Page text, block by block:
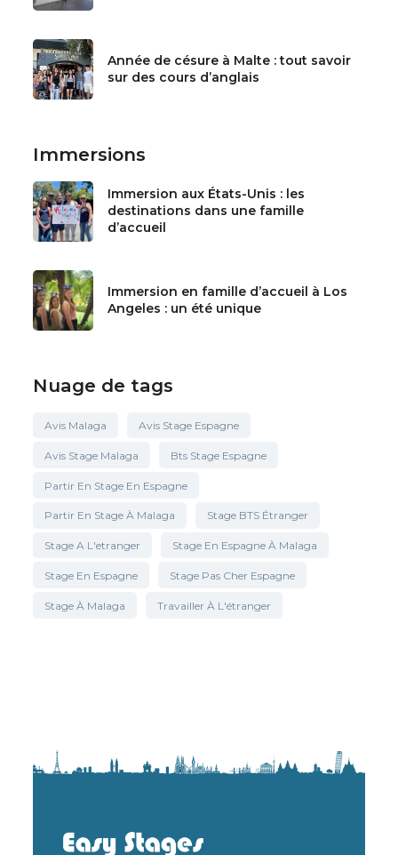
Année de césure à Malte : tout savoir
sur des cours d’anglais
Immersions
Immersion aux États-Unis : les
destinations dans une famille
d’accueil
Immersion en famille d’accueil à Los
Angeles : un été unique
Nuage de tags
Avis Malaga Avis Stage Espagne
Avis Stage Malaga Bts Stage Espagne
Partir En Stage En Espagne
Partir En Stage À Malaga Stage BTS Étranger
Stage A L'etranger Stage En Espagne À Malaga
Stage En Espagne Stage Pas Cher Espagne
Stage À Malaga Travailler À L'étranger